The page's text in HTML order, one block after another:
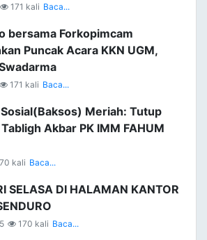
171 kali Baca...
bersama Forkopimcam
Puncak Acara KKN UGM,
171 kali Baca...
Meriah: Tutup
Akbar PK IMM FAHUM
kali Baca...
SELASA DI HALAMAN KANTOR
170 kali Baca...